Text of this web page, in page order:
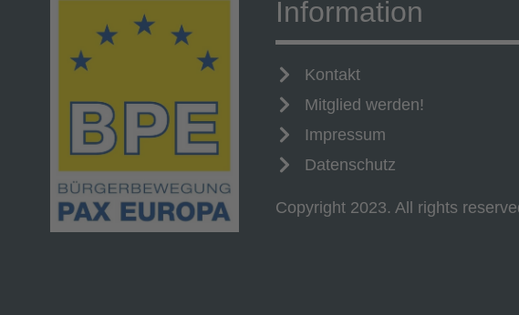
Information
Kontakt
Mitglied werden!
Impressum
Datenschutz
Copyright 2023. All rights